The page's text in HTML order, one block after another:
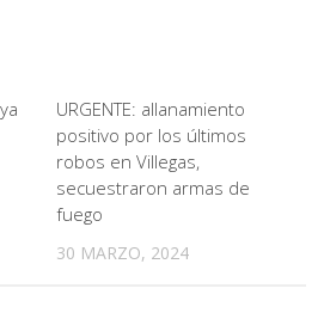
URGENTE: allanamiento
positivo por los últimos
robos en Villegas,
secuestraron armas de
fuego
30 MARZO, 2024